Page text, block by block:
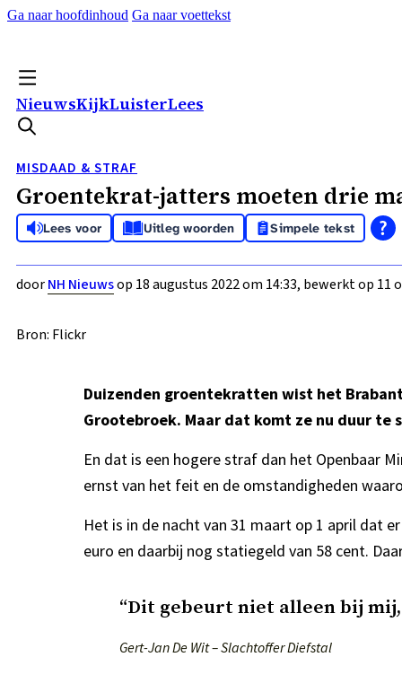
Ga naar hoofdinhoud Ga naar voettekst
NieuwsKijkLuisterLees
MISDAAD & STRAF
Groentekrat-jatters moeten drie
Lees voor Uitleg woorden Simpele tekst
doorNH Nieuwsop 18 augustus 2022 om 14:33, bewerkt op 11
Bron: Flickr
Duizenden groentekratten wist het
Grootebroek. Maar dat komt ze nu duur
En dat is een hogere straf dan het Openbaar
ernst van het feit en de omstandigheden
Het is in de nacht van 31 maart op 1 april dat
euro en daarbij nog statiegeld van 58 cent.
“Dit gebeurt niet alleen bij
Gert-Jan De Wit – Slachtoffer Diefstal